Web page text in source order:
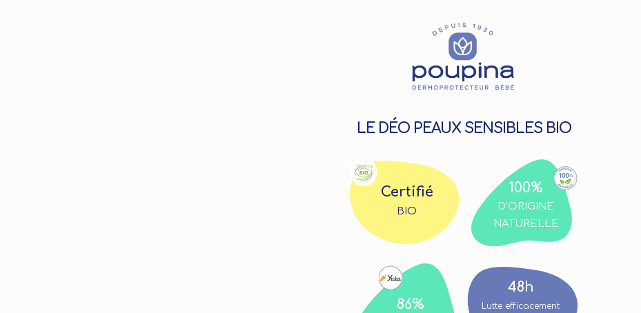
LE DÉO PEAUX SENSIBLES BIO
Certifié
BIO
100%
D’ORIGINE
NATURELLE
86%
48h
Lutte efficacement